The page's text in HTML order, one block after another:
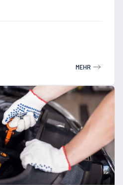
MEHR